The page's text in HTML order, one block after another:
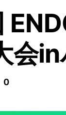
会
0